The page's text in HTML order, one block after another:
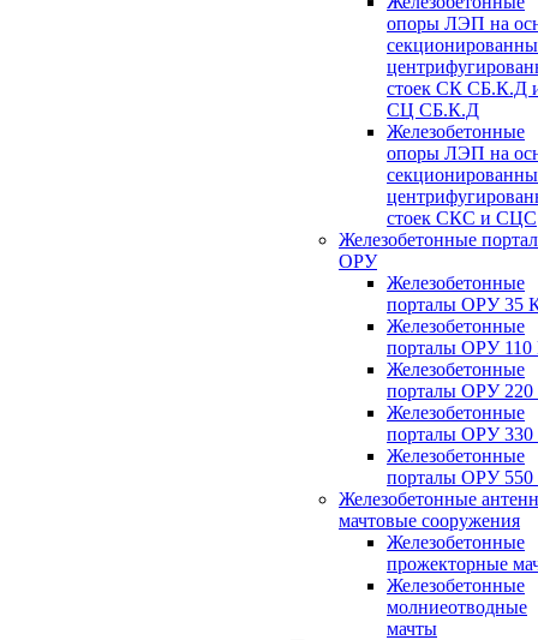
опоры ЛЭП на
стоек СК СБ.К.Д
СЦ СБ.К.Д
Железобетонные
опоры ЛЭП на
стоек СКС и СЦС
Железобетонные
ОРУ
Железобетонные
порталы ОРУ 35
Железобетонные
порталы ОРУ
Железобетонные
порталы ОРУ
Железобетонные
порталы ОРУ
Железобетонные
порталы ОРУ
Железобетонные
мачтовые сооружения
Железобетонные
прожекторные
Железобетонные
молниеотводные
мачты